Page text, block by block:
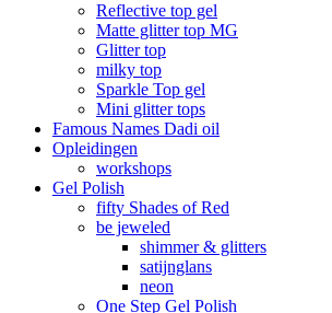
Reflective top gel
Matte glitter top MG
Glitter top
milky top
Sparkle Top gel
Mini glitter tops
Famous Names Dadi oil
Opleidingen
workshops
Gel Polish
fifty Shades of Red
be jeweled
shimmer & glitters
satijnglans
neon
One Step Gel Polish